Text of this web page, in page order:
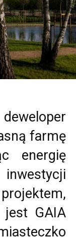
farmę
energię
GAIA